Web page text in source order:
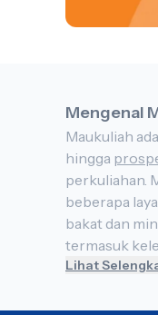
Mengenal
hingga
perkuliahan. Melalui Maukuliah
termasuk kelebihan dan
minat kamu.
mengatur waktu dalam
Lihat